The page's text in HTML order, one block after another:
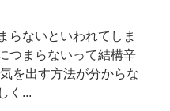
らないといわれてしま
つまらないって結構辛
を出す方法が分からな
く...